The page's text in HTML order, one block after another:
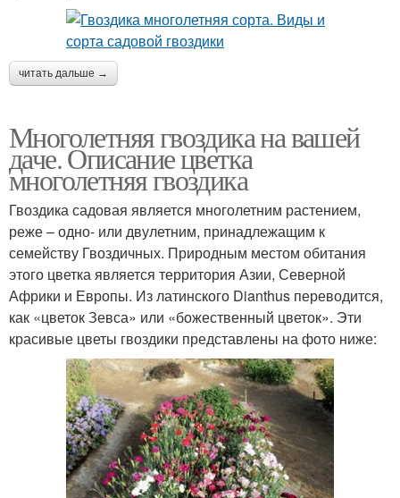
читать дальше →
Многолетняя гвоздика на вашей
даче. Описание цветка
многолетняя гвоздика
Гвоздика садовая является многолетним растением,
реже – одно- или двулетним, принадлежащим к
семейству Гвоздичных. Природным местом обитания
этого цветка является территория Азии, Северной
Африки и Европы. Из латинского Dianthus переводится,
как «цветок Зевса» или «божественный цветок». Эти
красивые цветы гвоздики представлены на фото ниже: